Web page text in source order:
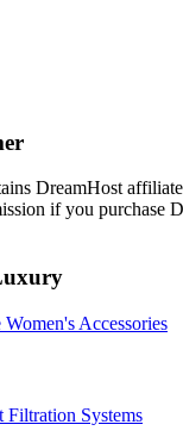
DreamHost
if you purchase